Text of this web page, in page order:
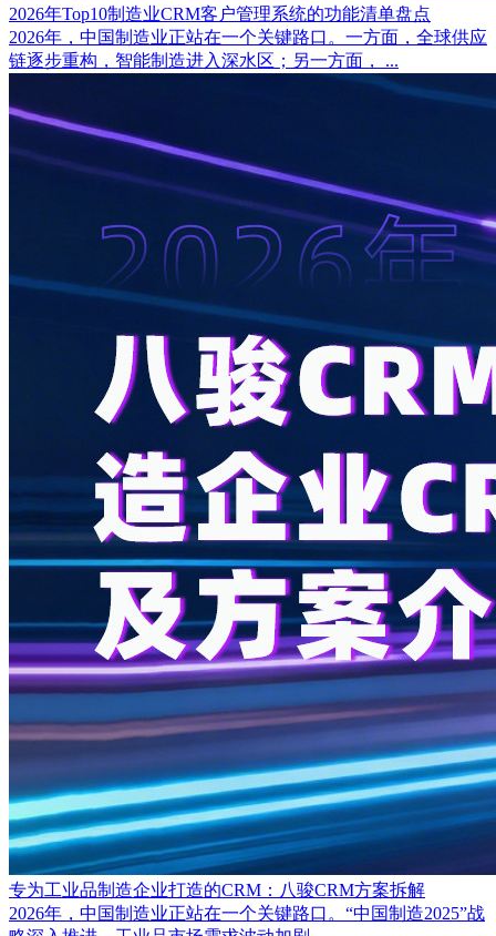
2026年Top10制造业CRM客户管理系统的功能清单盘点
2026年，中国制造业正站在一个关键路口。一方面，全球供应
链逐步重构，智能制造进入深水区；另一方面， ...
专为工业品制造企业打造的CRM：八骏CRM方案拆解
2026年，中国制造业正站在一个关键路口。“中国制造2025”战